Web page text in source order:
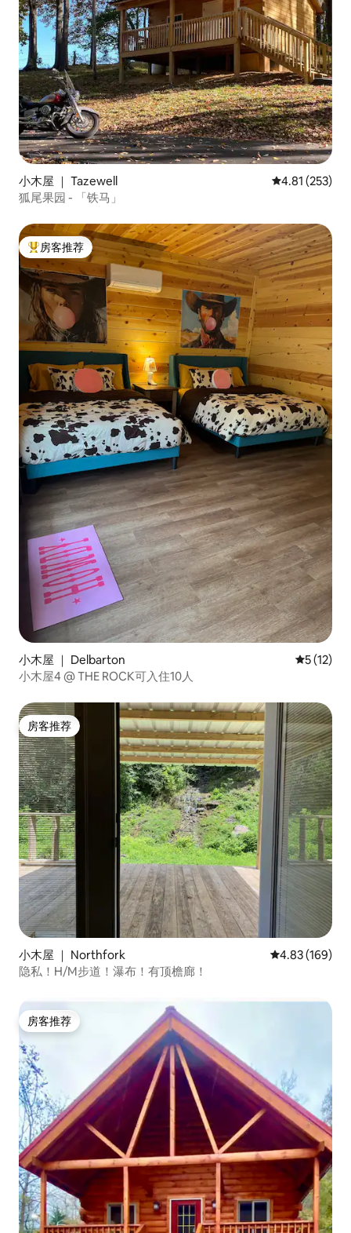
小木屋 ｜ Tazewell 平均评分 4.81
4.81 (253)
狐尾果园 - 「铁马」
热门「房客推荐」
房客推荐
小木屋 ｜ Delbarton 平均评分
5 (12)
小木屋4 @ THE ROCK可入住10人
房客推荐
房客推荐
小木屋 ｜ Northfork 平均评分 4.83
4.83 (169)
隐私！H/M步道！瀑布！有顶檐廊！
房客推荐
房客推荐